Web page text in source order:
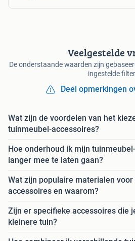
Veelgestelde
De onderstaande waarden zijn
ingestelde
Deel opmerkingen
Wat zijn de voordelen van het
tuinmeubel-accessoires?
Hoe onderhoud ik mijn
langer mee te laten gaan?
Wat zijn populaire materialen
accessoires en waarom?
Zijn er specifieke accessoires die
kleinere tuin?